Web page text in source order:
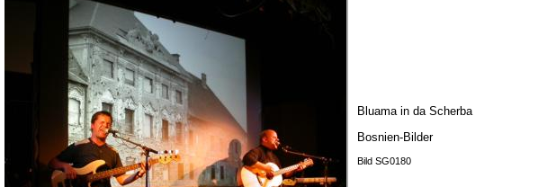
Bluama in da Scherba
Bosnien-Bilder
Bild SG0180